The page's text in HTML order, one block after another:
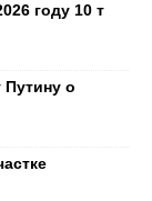
году 10 т
о